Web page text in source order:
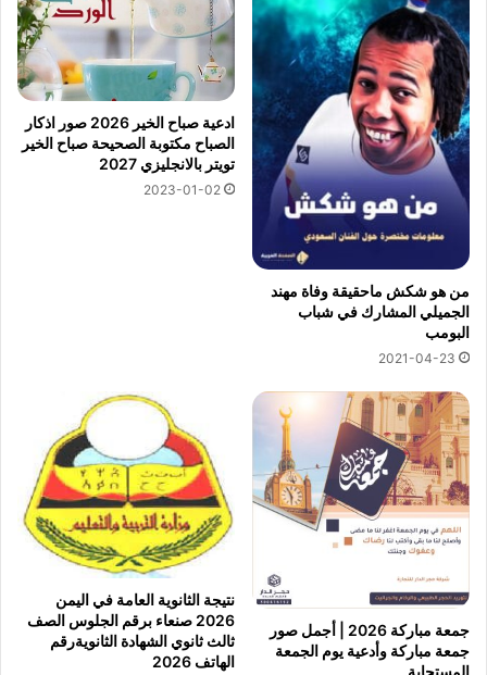
من هو شكش ماحقيقة وفاة مهند
الجميلي المشارك في شباب
البومب
2021-04-23
ادعية صباح الخير 2026 صور اذكار
الصباح مكتوبة الصحيحة صباح الخير
تويتر بالانجليزي 2027
2023-01-02
جمعة مباركة 2026 | أجمل صور
جمعة مباركة وأدعية يوم الجمعة
المستجابة
نتيجة الثانوية العامة في اليمن
2026 صنعاء برقم الجلوس الصف
ثالث ثانوي الشهادة الثانويةرقم
الهاتف 2026